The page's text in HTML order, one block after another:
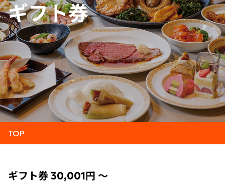
ギフト券
TOP
ギフト券 30,001円 ～